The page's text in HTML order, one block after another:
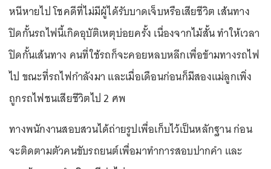
หนีหายไป โชคดีที่ไม่มีผู้ได้รับบาดเจ็บหรือเสียชีวิต เส้นทาง
ปิดกั้นรถไฟนี้เกิดอุบัติเหตุบ่อยครั้ง เนื่องจากไม้สั้น ทำให้เวลา
ปิดกั้นเส้นทาง คนที่ใช้รถก็จะคอยหลบหลีกเพื่อข้ามทางรถไฟ
ไป ขณะที่รถไฟกำลังมา และเมื่อเดือนก่อนก็มีสองแม่ลูกเพิ่ง
ถูกรถไฟชนเสียชีวิตไป 2 ศพ
ทางพนักงานสอบสวนได้ถ่ายรูปเพื่อเก็บไว้เป็นหลักฐาน ก่อน
จะติดตามตัวคนขับรถยนต์เพื่อมาทำการสอบปากคำ และ